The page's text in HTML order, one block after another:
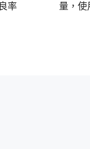
率
量，使